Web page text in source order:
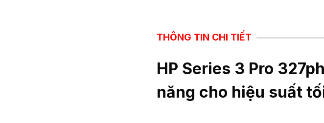
THÔNG TIN CHI TIẾT
HP Series 3 Pro
năng cho hiệu suất